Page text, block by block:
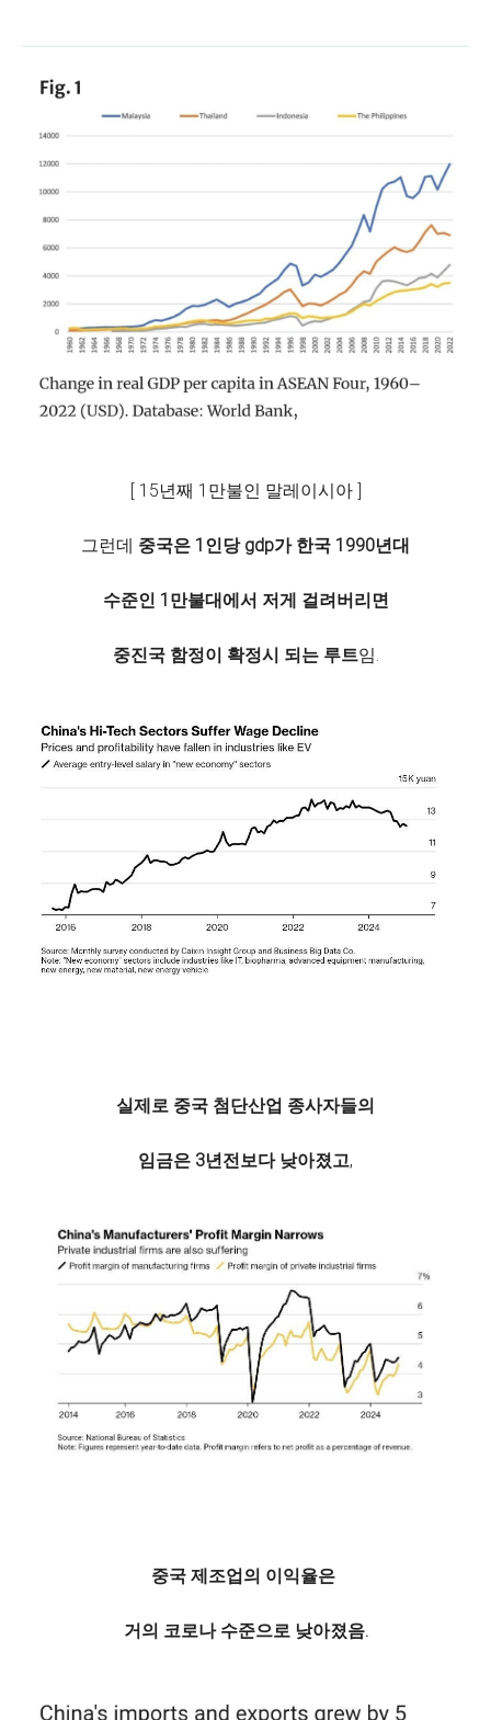
[ 15년째 1만불인 말레이시아 ]
그런데 중국은 1인당 gdp가 한국 1990년대
수준인 1만불대에서 저게 걸려버리면
중진국 함정이 확정시 되는 루트임.
실제로 중국 첨단산업 종사자들의
임금은 3년전보다 낮아졌고,
중국 제조업의 이익율은
거의 코로나 수준으로 낮아졌음.